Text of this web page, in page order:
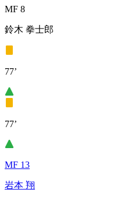
MF 8
鈴木 拳士郎
77’
77’
MF 13
岩本 翔